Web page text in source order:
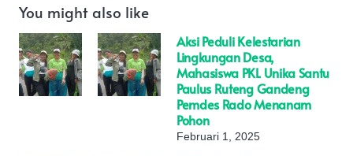
You might also like
Aksi Peduli Kelestarian
Lingkungan Desa,
Mahasiswa PKL Unika Santu
Paulus Ruteng Gandeng
Pemdes Rado Menanam
Pohon
Februari 1, 2025